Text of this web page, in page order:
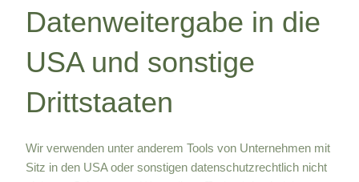
Datenweitergabe in die
USA und sonstige
Drittstaaten
Wir verwenden unter anderem Tools von Unternehmen mit
Sitz in den USA oder sonstigen datenschutzrechtlich nicht